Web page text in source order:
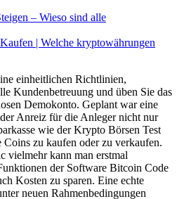
– Wieso sind alle
| Welche kryptowährungen
einheitlichen Richtlinien,
Kundenbetreuung und üben Sie das
Demokonto. Geplant war eine
Anreiz für die Anleger nicht nur
wie der Krypto Börsen Test
Coins zu kaufen oder zu verkaufen.
vielmehr kann man erstmal
der Software Bitcoin Code
Kosten zu sparen. Eine echte
neuen Rahmenbedingungen